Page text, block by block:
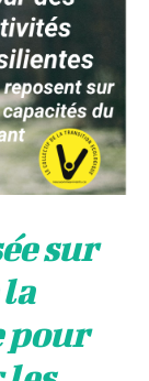
sur
la
pour